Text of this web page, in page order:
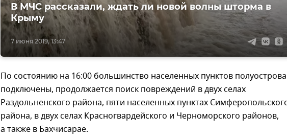
7 июня 2019, 13:47
В МЧС рассказали, ждать ли новой волны шторма в
Крыму
По состоянию на 16:00 большинство населенных пунктов полуострова
подключены, продолжается поиск повреждений в двух селах
Раздольненского района, пяти населенных пунктах
района, в двух селах Красногвардейского и Черноморского районов,
а также в Бахчисарае.